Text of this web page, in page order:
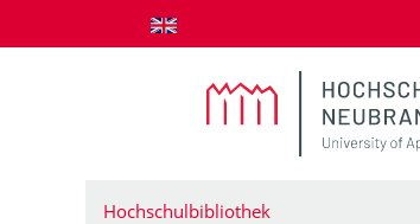
zum Inhalt springen
Hochschulbibliothek